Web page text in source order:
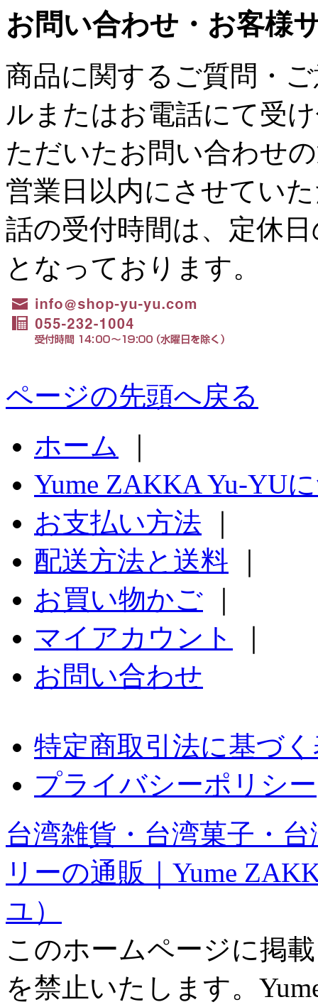
お問い合わせ・お客様
商品に関するご質問・
ルまたはお電話にて受
ただいたお問い合わせ
営業日以内にさせてい
話の受付時間は、定休
となっております。
ページの先頭へ戻る
ホーム
Yume ZAKKA Yu-YU
お支払い方法
配送方法と送料
お買い物かご
マイアカウント
お問い合わせ
特定商取引法に基づ
プライバシーポリシー
台湾雑貨・台湾菓子・
リーの通販｜Yume
ユ）
このホームページに掲
を禁止いたします。